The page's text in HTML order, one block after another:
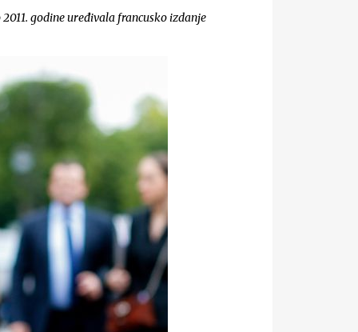
godine uređivala francusko izdanje